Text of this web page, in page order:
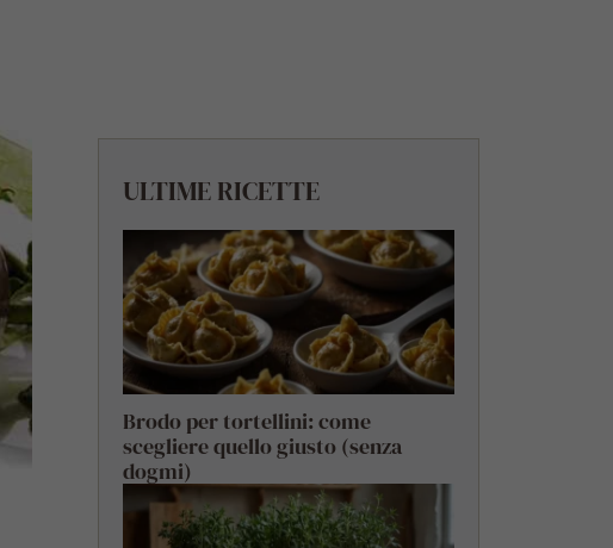
ULTIME RICETTE
Brodo per tortellini: come
scegliere quello giusto (senza
dogmi)